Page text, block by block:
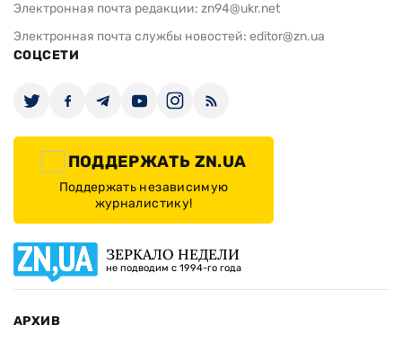
Электронная почта редакции: zn94@ukr.net
Электронная почта службы новостей: editor@zn.ua
СОЦСЕТИ
ПОДДЕРЖАТЬ ZN.UA
Поддержать независимую
журналистику!
ЗЕРКАЛО НЕДЕЛИ
не подводим с 1994-го года
АРХИВ